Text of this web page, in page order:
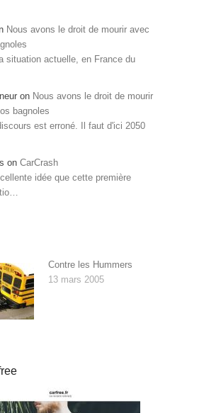
Nous avons le droit de mourir avec
situation actuelle, en France du
on Nous avons le droit de mourir
bagnoles
est erroné. Il faut d'ici 2050
on CarCrash
idée que cette première
Contre les Hummers
13 mars 2005